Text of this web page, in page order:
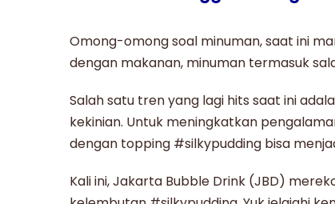
Omong-omong soal minuman, saat ini
dengan makanan, minuman termasuk
Salah satu tren yang lagi hits saat ini
kekinian. Untuk meningkatkan
dengan topping #silkypudding bisa
Kali ini, Jakarta Bubble Drink (JBD)